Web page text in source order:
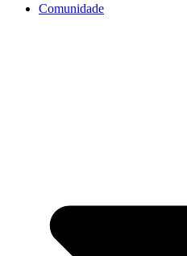
Comunidade